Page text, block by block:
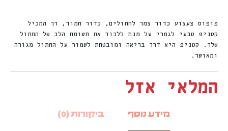
פופוס צעצוע כדור צמר לחתולים, כדור חמוד, רך המכיל
קטניפ טבעי לגמרי על מנת ללכוד את תשומת הלב של החתול
שלך. קטניפ היא דרך בריאה ומובטחת לשמור על החתול מגורה
ומאושר.
המלאי אזל
מידע נוסף ביקורות (0)